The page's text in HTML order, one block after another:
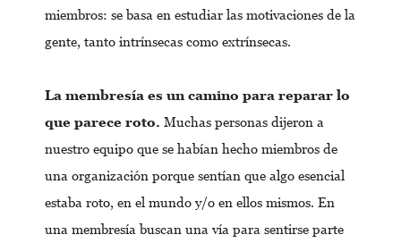
miembros: se basa en estudiar las motivaciones de la
gente, tanto intrínsecas como extrínsecas.
La membresía es un camino para reparar lo
que parece roto. Muchas personas dijeron a
nuestro equipo que se habían hecho miembros de
una organización porque sentían que algo esencial
estaba roto, en el mundo y/o en ellos mismos. En
una membresía buscan una vía para sentirse parte